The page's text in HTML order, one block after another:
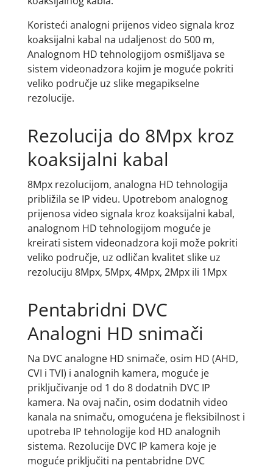
Koristeći analogni prijenos video signala kroz
koaksijalni kabal na udaljenost do 500 m,
Analognom HD tehnologijom osmišljava se
sistem videonadzora kojim je moguće pokriti
veliko područje uz slike megapikselne
rezolucije.
Rezolucija do 8Mpx kroz
koaksijalni kabal
8Mpx rezolucijom, analogna HD tehnologija
približila se IP videu. Upotrebom analognog
prijenosa video signala kroz koaksijalni kabal,
analognom HD tehnologijom moguće je
kreirati sistem videonadzora koji može pokriti
veliko područje, uz odličan kvalitet slike uz
rezoluciju 8Mpx, 5Mpx, 4Mpx, 2Mpx ili 1Mpx
Pentabridni DVC
Analogni HD snimači
Na DVC analogne HD snimače, osim HD (AHD,
CVI i TVI) i analognih kamera, moguće je
priključivanje od 1 do 8 dodatnih DVC IP
kamera. Na ovaj način, osim dodatnih video
kanala na snimaču, omogućena je fleksibilnost i
upotreba IP tehnologije kod HD analognih
sistema. Rezolucije DVC IP kamera koje je
moguće priključiti na pentabridne DVC